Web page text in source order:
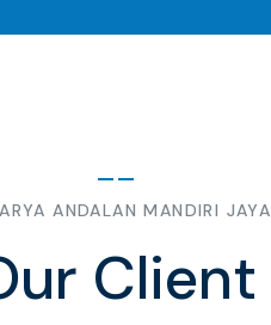
ANDALAN MANDIRI JAYA
Client